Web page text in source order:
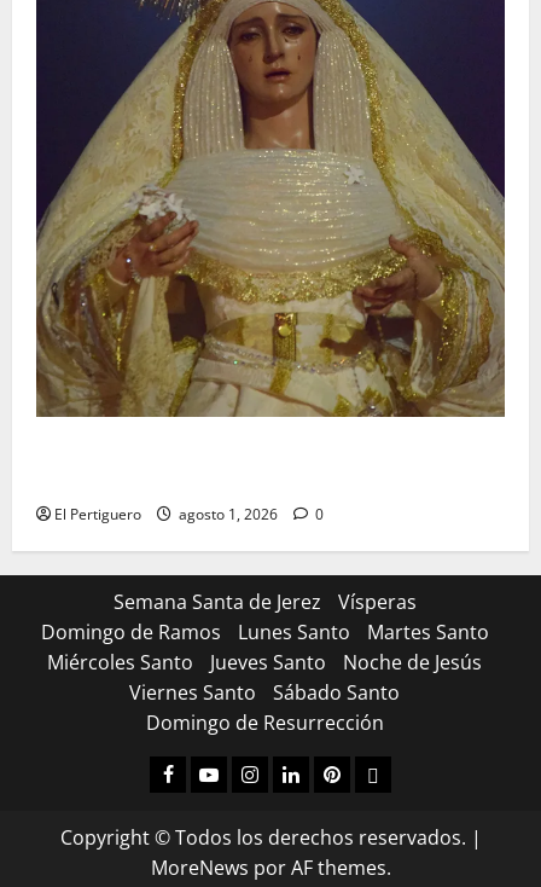
El Pertiguero agosto 1, 2026 0
Semana Santa de Jerez
Vísperas
Domingo de Ramos
Lunes Santo
Martes Santo
Miércoles Santo
Jueves Santo
Noche de Jesús
Viernes Santo
Sábado Santo
Domingo de Resurrección
Facebook
YoutubeInstagram
LinkedPinterestDribbble
Copyright © Todos los derechos reservados. |
MoreNews por AF themes.